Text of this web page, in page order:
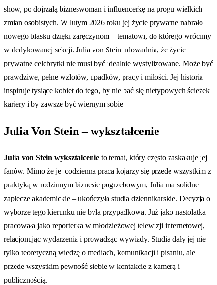
show, po dojrzałą bizneswoman i influencerkę na progu wielkich
zmian osobistych. W lutym 2026 roku jej życie prywatne nabrało
nowego blasku dzięki zaręczynom – tematowi, do którego wrócimy
w dedykowanej sekcji. Julia von Stein udowadnia, że życie
prywatne celebrytki nie musi być idealnie wystylizowane. Może być
prawdziwe, pełne wzlotów, upadków, pracy i miłości. Jej historia
inspiruje tysiące kobiet do tego, by nie bać się nietypowych ścieżek
kariery i by zawsze być wiernym sobie.
Julia Von Stein – wykształcenie
Julia von Stein wykształcenie to temat, który często zaskakuje jej
fanów. Mimo że jej codzienna praca kojarzy się przede wszystkim z
praktyką w rodzinnym biznesie pogrzebowym, Julia ma solidne
zaplecze akademickie – ukończyła studia dziennikarskie. Decyzja o
wyborze tego kierunku nie była przypadkowa. Już jako nastolatka
pracowała jako reporterka w młodzieżowej telewizji internetowej,
relacjonując wydarzenia i prowadząc wywiady. Studia dały jej nie
tylko teoretyczną wiedzę o mediach, komunikacji i pisaniu, ale
przede wszystkim pewność siebie w kontakcie z kamerą i
publicznością.